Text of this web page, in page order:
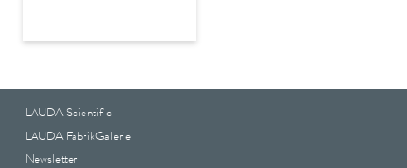
LAUDA Scientific
LAUDA FabrikGalerie
Newsletter